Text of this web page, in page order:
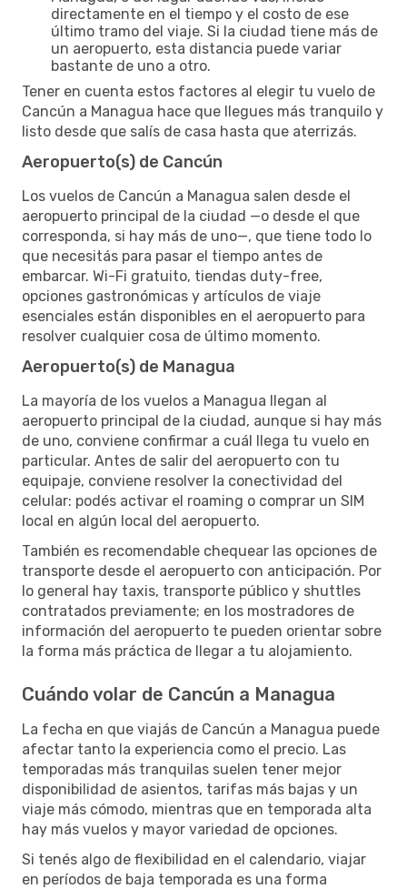
directamente en el tiempo y el costo de ese
último tramo del viaje. Si la ciudad tiene más de
un aeropuerto, esta distancia puede variar
bastante de uno a otro.
Tener en cuenta estos factores al elegir tu vuelo de
Cancún a Managua hace que llegues más tranquilo y
listo desde que salís de casa hasta que aterrizás.
Aeropuerto(s) de Cancún
Los vuelos de Cancún a Managua salen desde el
aeropuerto principal de la ciudad —o desde el que
corresponda, si hay más de uno—, que tiene todo lo
que necesitás para pasar el tiempo antes de
embarcar. Wi-Fi gratuito, tiendas duty-free,
opciones gastronómicas y artículos de viaje
esenciales están disponibles en el aeropuerto para
resolver cualquier cosa de último momento.
Aeropuerto(s) de Managua
La mayoría de los vuelos a Managua llegan al
aeropuerto principal de la ciudad, aunque si hay más
de uno, conviene confirmar a cuál llega tu vuelo en
particular. Antes de salir del aeropuerto con tu
equipaje, conviene resolver la conectividad del
celular: podés activar el roaming o comprar un SIM
local en algún local del aeropuerto.
También es recomendable chequear las opciones de
transporte desde el aeropuerto con anticipación. Por
lo general hay taxis, transporte público y shuttles
contratados previamente; en los mostradores de
información del aeropuerto te pueden orientar sobre
la forma más práctica de llegar a tu alojamiento.
Cuándo volar de Cancún a Managua
La fecha en que viajás de Cancún a Managua puede
afectar tanto la experiencia como el precio. Las
temporadas más tranquilas suelen tener mejor
disponibilidad de asientos, tarifas más bajas y un
viaje más cómodo, mientras que en temporada alta
hay más vuelos y mayor variedad de opciones.
Si tenés algo de flexibilidad en el calendario, viajar
en períodos de baja temporada es una forma